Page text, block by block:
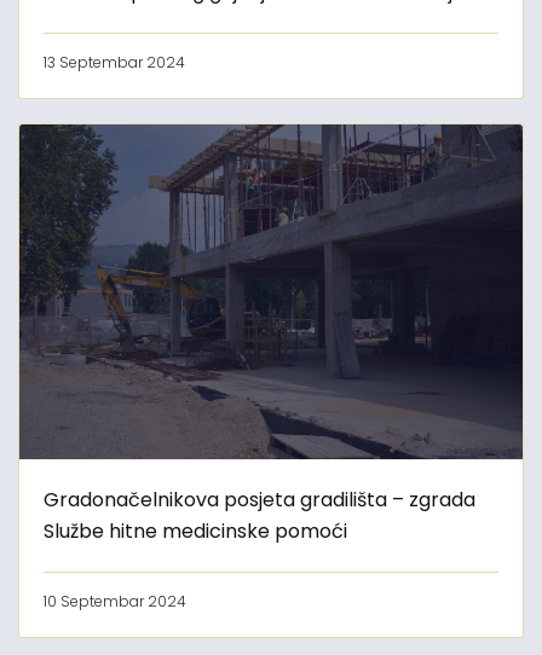
13 Septembar 2024
Gradonačelnikova posjeta gradilišta – zgrada
Službe hitne medicinske pomoći
10 Septembar 2024